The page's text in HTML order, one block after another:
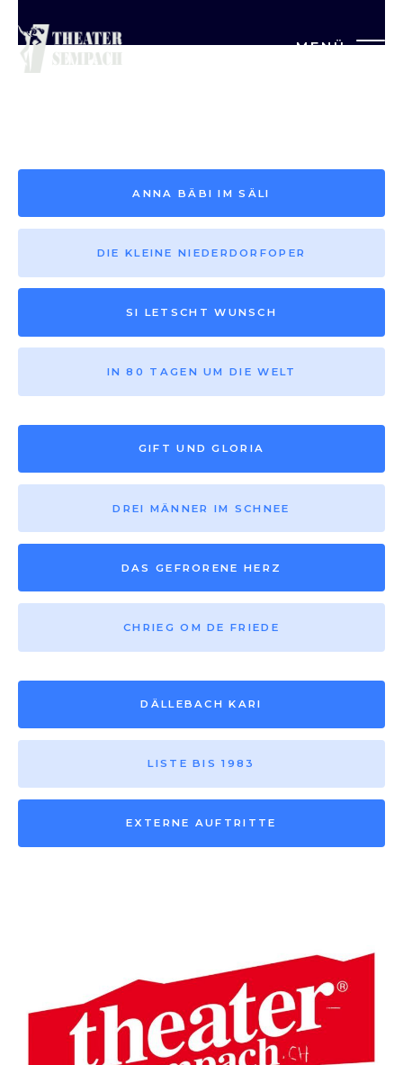
MENÜ
Saison vor 2013
ANNA BÄBI IM SÄLI
DIE KLEINE NIEDERDORFOPER
SI LETSCHT WUNSCH
IN 80 TAGEN UM DIE WELT
GIFT UND GLORIA
DREI MÄNNER IM SCHNEE
DAS GEFRORENE HERZ
CHRIEG OM DE FRIEDE
DÄLLEBACH KARI
LISTE BIS 1983
EXTERNE AUFTRITTE